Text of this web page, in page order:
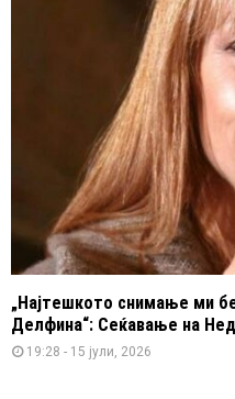
„Најтешкото снимање ми
Делфина“: Сеќавање на
19:28 - 15 јули, 2026